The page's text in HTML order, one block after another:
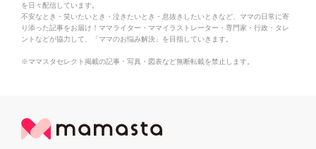
を日々配信しています。
不安なとき・笑いたいとき・泣きたいとき・息抜きしたいときなど、ママの日常に寄
り添った記事をお届け！ママライター・ママイラストレーター・専門家・行政・タレ
ントなどが協力して、「ママのお悩み解決」を目指していきます。
※ママスタセレクト掲載の記事・写真・図表など無断転載を禁止します。